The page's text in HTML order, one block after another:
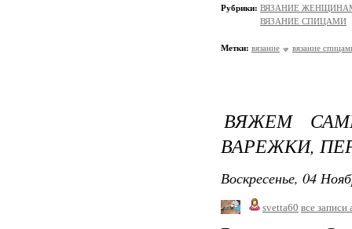
Рубрики: ВЯЗАНИЕ ЖЕНЩИНАМ/
ВЯЗАНИЕ СПИЦАМИ
Метки: вязание вязание
ВЯЖЕМ
ВАРЕЖКИ,
Воскресенье, 04
svetta60 все записи